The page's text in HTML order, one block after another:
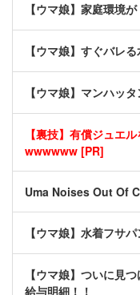
【ウマ娘】家庭環境
【ウマ娘】すぐバレ
【ウマ娘】マンハッ
【裏技】有償ジュエ
wwwwww [PR]
Uma Noises Out Of
【ウマ娘】水着フサ
【ウマ娘】ついに見
給与明細！！